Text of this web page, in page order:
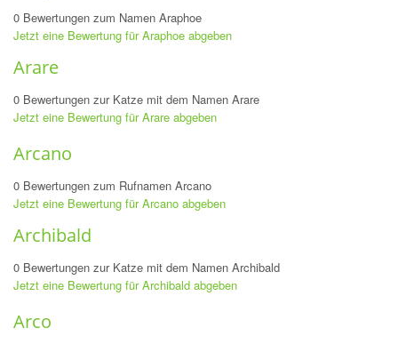
0 Bewertungen zum Namen Araphoe
Jetzt eine Bewertung für Araphoe abgeben
Arare
0 Bewertungen zur Katze mit dem Namen Arare
Jetzt eine Bewertung für Arare abgeben
Arcano
0 Bewertungen zum Rufnamen Arcano
Jetzt eine Bewertung für Arcano abgeben
Archibald
0 Bewertungen zur Katze mit dem Namen Archibald
Jetzt eine Bewertung für Archibald abgeben
Arco